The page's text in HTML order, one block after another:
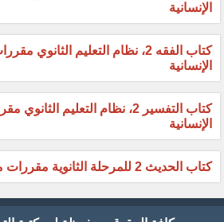
الإنسانية
كتاب الفقه 2، نظام التعليم
الإنسانية
كتاب التفسير 2، نظام التعليم
الإنسانية
كتاب الحديث 2 للمرحلة الثانوية مقررات مسار العلوم الإنسانية